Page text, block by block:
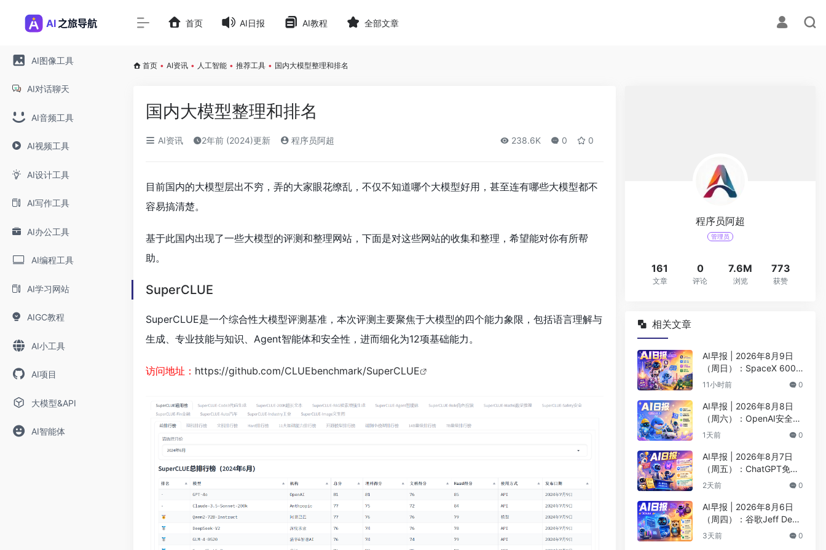
AI图像工具
AI对话聊天
AI音频工具
AI视频工具
AI设计工具
AI写作工具
AI办公工具
AI编程工具
AI学习网站
AIGC教程
AI小工具
AI项目
大模型&API
AI智能体
首页 AI日报 AI教程 全部文章
首页 • AI资讯 • 人工智能 • 推荐工具 • 国内大模型整理和排名
国内大模型整理和排名
AI资讯 2年前 (2024)更新 程序员阿超 238.6K 0 0
目前国内的大模型层出不穷，弄的大家眼花缭乱，不仅不知道哪个大模型好用，甚至连有哪些大模型都不
容易搞清楚。
基于此国内出现了一些大模型的评测和整理网站，下面是对这些网站的收集和整理，希望能对你有所帮
助。
SuperCLUE
SuperCLUE是一个综合性大模型评测基准，本次评测主要聚焦于大模型的四个能力象限，包括语言理解与
生成、专业技能与知识、Agent智能体和安全性，进而细化为12项基础能力。
访问地址： https://github.com/CLUEbenchmark/SuperCLUE
程序员阿超
管理员
161
文章
0
评论
7.6M
浏览
773
获赞
相关文章
AI早报 | 2026年8月9日
（周日）：SpaceX 600
亿美元收购Cursor最快下
遭突破
11小时前 0
AI早报 | 2026年8月8日
（周六）：OpenAI安全评
估暂停Astra开发、DeepS
资
1天前 0
AI早报 | 2026年8月7日
（周五）：ChatGPT免费
版升级GPT-5.6 Luna无限
萨比斯卸任CEO
2天前 0
AI早报 | 2026年8月6日
（周四）：谷歌Jeff Dean
创办AI科学公司、Meta发
3天前 0